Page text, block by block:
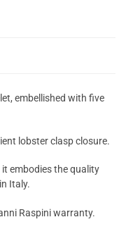
embellished with five
lobster clasp closure.
embodies the quality
Italy.
Raspini warranty.